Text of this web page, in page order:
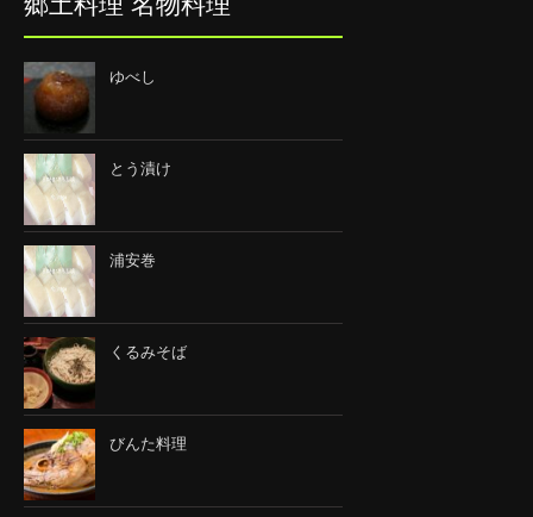
ゆべし
とう漬け
浦安巻
くるみそば
びんた料理